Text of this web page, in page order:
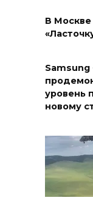
В Москве
Samsung
уровень
новому